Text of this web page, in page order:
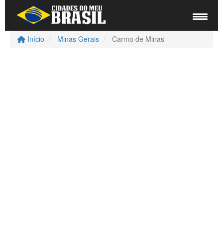
Início Minas Gerais Carmo de Minas